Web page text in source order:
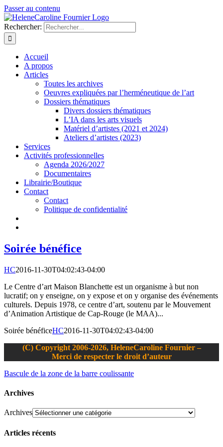
Passer au contenu
Rechercher:
Accueil
A propos
Articles
Toutes les archives
Oeuvres expliquées par l’herméneutique de l’art
Dossiers thématiques
Divers dossiers thématiques
L’IA dans les arts visuels
Matériel d’artistes (2021 et 2024)
Ateliers d’artistes (2023)
Services
Activités professionnelles
Agenda 2026/2027
Documentaires
Librairie/Boutique
Contact
Contact
Politique de confidentialité
Soirée bénéfice
HC2016-11-30T04:02:43-04:00
Le Centre d’art Maison Blanchette est un organisme à but non
lucratif; on y enseigne, on y expose et on y organise des événements
culturels. Depuis 1978, ce centre d’art, soutenu par le Mouvement
d’Animation Artistique de Cap-Rouge (le MAA)...
Soirée bénéficeHC2016-11-30T04:02:43-04:00
(C) Copyright 2006-2026, HeleneCaroline Fournier –
Merci de respecter le droit d’auteur
Bascule de la zone de la barre coulissante
Archives
Archives
Articles récents